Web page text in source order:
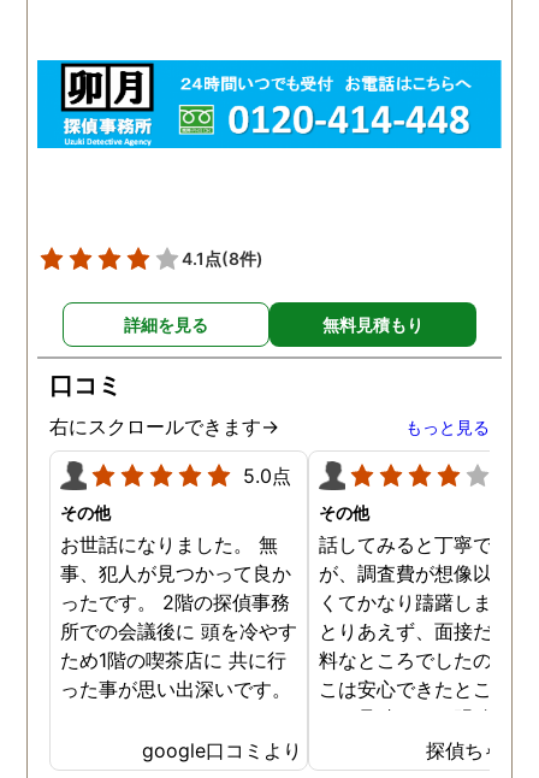
4.1点(8件)
詳細を見る 無料見積もり
口コミ
右にスクロールできます→ もっと見る
5.0点
その他
お世話になりました。 無
事、犯人が見つかって良か
ったです。 2階の探偵事務
所での会議後に 頭を冷やす
ため1階の喫茶店に 共に行
った事が思い出深いです。
google口コミより
その他
話してみると丁寧でした
が、調査費が想像以上に
くてかなり躊躇しました
とりあえず、面接だけは
料なところでしたので、
こは安心できたところで
た。見積もりは明確でし
のでそこは信頼できまし
探偵ちゃん